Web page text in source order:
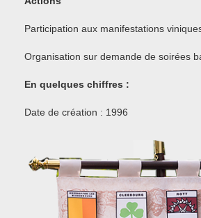
Participation aux manifestations
Organisation sur demande de soirées
En quelques chiffres :
Date de création : 1996